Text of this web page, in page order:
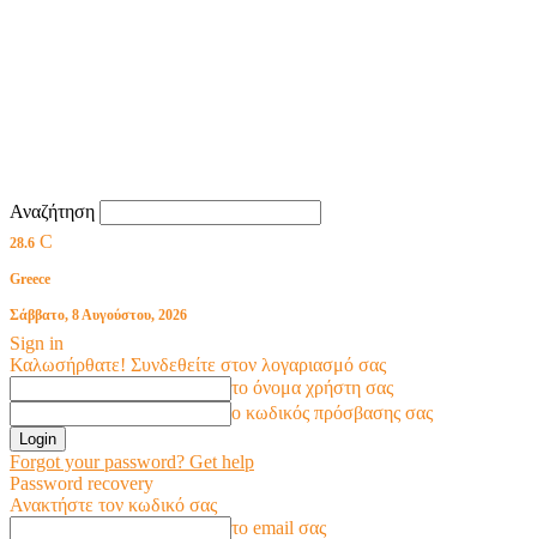
Αναζήτηση
28.6 C
Greece
Σάββατο, 8 Αυγούστου, 2026
Sign in
Καλωσήρθατε! Συνδεθείτε στον λογαριασμό σας
το όνομα χρήστη σας
ο κωδικός πρόσβασης σας
Forgot your password? Get help
Password recovery
Ανακτήστε τον κωδικό σας
το email σας